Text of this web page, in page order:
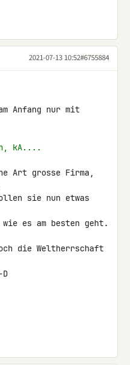
2021-07-13 10:52#6755884
Anfang nur mit
kA....
Art grosse Firma,
sie nun etwas
es am besten geht.
die Weltherrschaft